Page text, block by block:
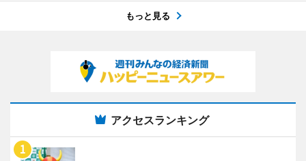
もっと見る
アクセスランキング